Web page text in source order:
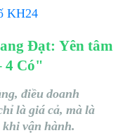
KH24
Đạt: Yên tâm
4 Có"
điều doanh
là giá cả, mà là
khi vận hành.